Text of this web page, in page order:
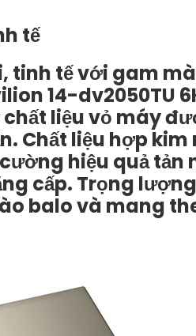
tế
tinh tế với gam
14-dv2050TU
liệu vỏ máy
Chất liệu hợp
hiệu quả
cấp. Trọng
balo và mang